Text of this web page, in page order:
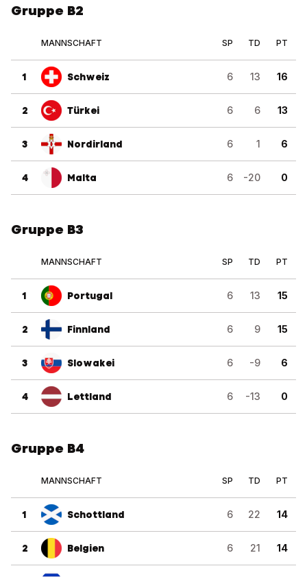
Gruppe B2
MANNSCHAFT SP TD PT
1 Schweiz 6 13 16
2 Türkei 6 6 13
3 Nordirland 6 1 6
4 Malta 6 -20 0
Gruppe B3
MANNSCHAFT SP TD PT
1 Portugal 6 13 15
2 Finnland 6 9 15
3 Slowakei 6 -9 6
4 Lettland 6 -13 0
Gruppe B4
MANNSCHAFT SP TD PT
1 Schottland 6 22 14
2 Belgien 6 21 14